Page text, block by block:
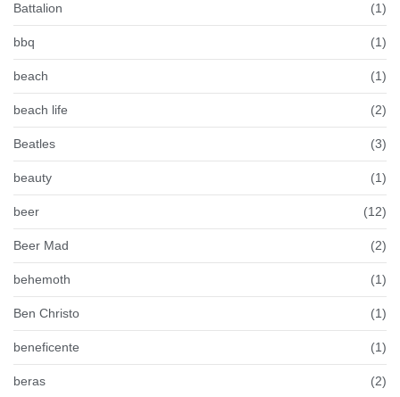
Battalion (1)
bbq (1)
beach (1)
beach life (2)
Beatles (3)
beauty (1)
beer (12)
Beer Mad (2)
behemoth (1)
Ben Christo (1)
beneficente (1)
beras (2)